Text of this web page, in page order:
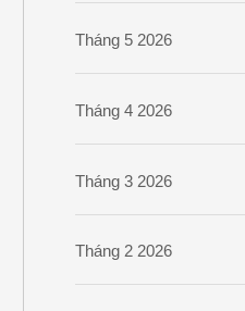
Tháng 5 2026
Tháng 4 2026
Tháng 3 2026
Tháng 2 2026